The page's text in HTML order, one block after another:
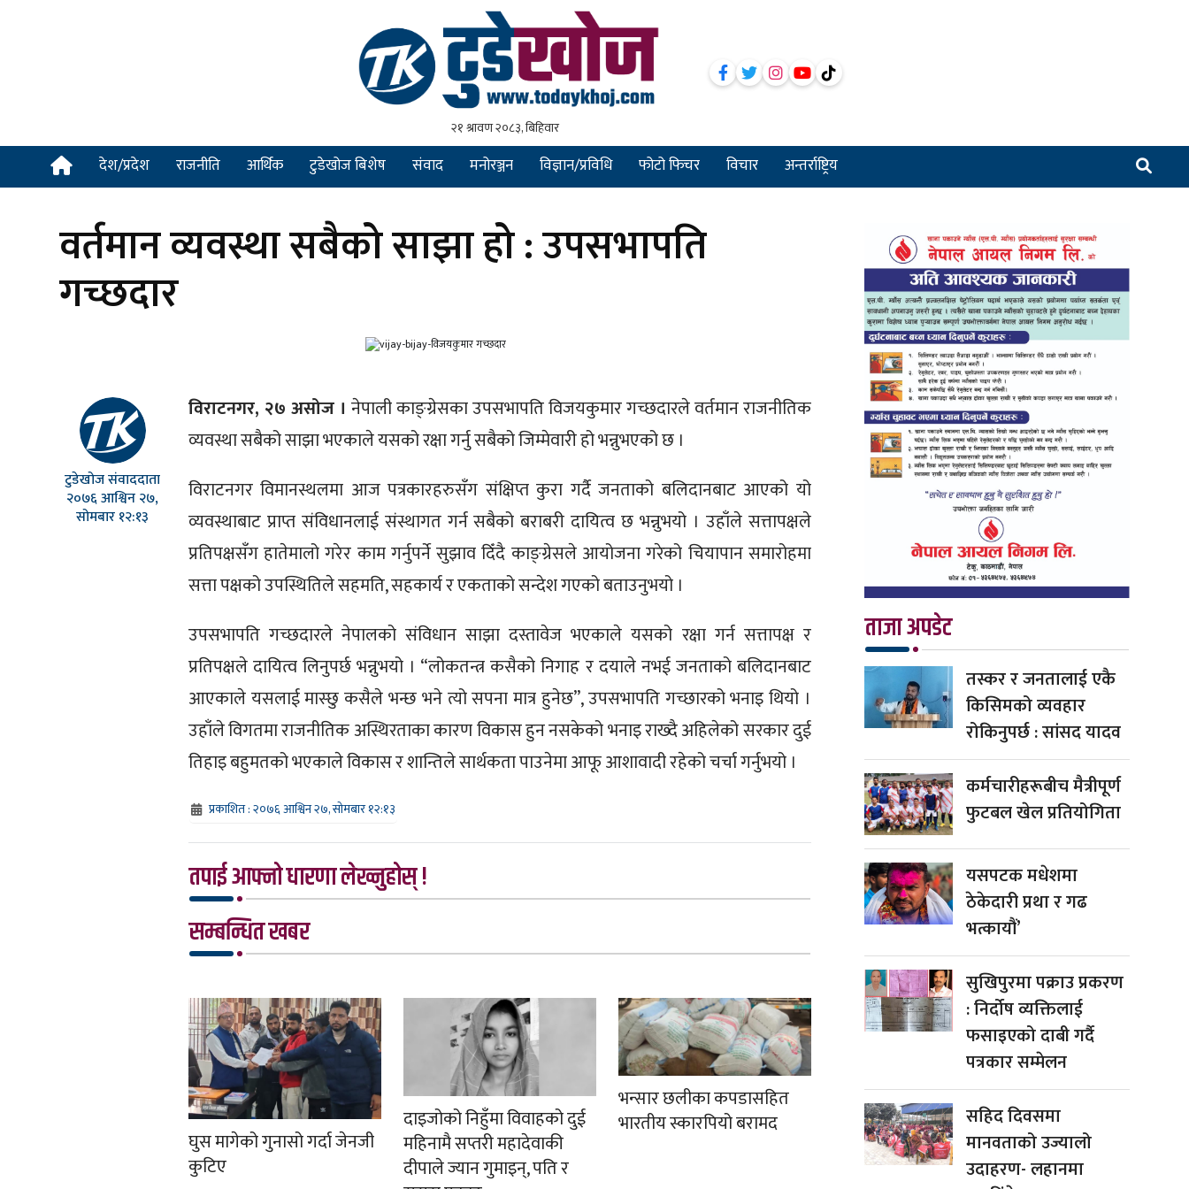
देश/प्रदेश राजनीति आर्थिक टुडेखोज बिशेष संवाद मनोरञ्जन विज्ञान/प्रविधि फोटो फिचर विचार अन्तर्राष्ट्रिय
वर्तमान व्यवस्था सबैको साझा हो : उपसभापति
गच्छदार
टुडेखोज संवाददाता
२०७६ आश्विन २७,
सोमबार १२:१३
विराटनगर, २७ असोज ।नेपाली काङ्ग्रेसका उपसभापति विजयकुमार गच्छदारले वर्तमान राजनीतिक
व्यवस्था सबैको साझा भएकाले यसको रक्षा गर्नु सबैको जिम्मेवारी हो भन्नुभएको छ ।
विराटनगर विमानस्थलमा आज पत्रकारहरुसँग संक्षिप्त कुरा गर्दै जनताको बलिदानबाट आएको यो
व्यवस्थाबाट प्राप्त संविधानलाई संस्थागत गर्न सबैको बराबरी दायित्व छ भन्नुभयो । उहाँले सत्तापक्षले
प्रतिपक्षसँग हातेमालो गरेर काम गर्नुपर्ने सुझाव दिँदै काङ्ग्रेसले आयोजना गरेको चियापान समारोहमा
सत्ता पक्षको उपस्थितिले सहमति, सहकार्य र एकताको सन्देश गएको बताउनुभयो ।
उपसभापति गच्छदारले नेपालको संविधान साझा दस्तावेज भएकाले यसको रक्षा गर्न सत्तापक्ष र
प्रतिपक्षले दायित्व लिनुपर्छ भन्नुभयो । “लोकतन्त्र कसैको निगाह र दयाले नभई जनताको बलिदानबाट
आएकाले यसलाई मास्छु कसैले भन्छ भने त्यो सपना मात्र हुनेछ”, उपसभापति गच्छारको भनाइ थियो ।
उहाँले विगतमा राजनीतिक अस्थिरताका कारण विकास हुन नसकेको भनाइ राख्दै अहिलेको सरकार दुई
तिहाइ बहुमतको भएकाले विकास र शान्तिले सार्थकता पाउनेमा आफू आशावादी रहेको चर्चा गर्नुभयो ।
प्रकाशित : २०७६ आश्विन २७, सोमबार १२:१३
तपाई आफ्नो धारणा लेख्नुहोस् !
सम्बन्धित खबर
घुस मागेको गुनासो गर्दा जेनजी
कुटिए
दाइजोको निहुँमा विवाहको दुई
महिनामै सप्तरी महादेवाकी
दीपाले ज्यान गुमाइन्, पति र
भन्सार छलीका कपडासहित
भारतीय स्कारपियो बरामद
ताजा अपडेट
तस्कर र जनतालाई एकै
किसिमको व्यवहार
रोकिनुपर्छ : सांसद यादव
कर्मचारीहरूबीच मैत्रीपूर्ण
फुटबल खेल प्रतियोगिता
यसपटक मधेशमा
ठेकेदारी प्रथा र गढ
भत्कायौं’
सुखिपुरमा पक्राउ प्रकरण
: निर्दोष व्यक्तिलाई
फसाइएको दाबी गर्दै
पत्रकार सम्मेलन
सहिद दिवसमा
मानवताको उज्यालो
उदाहरण- लहानमा